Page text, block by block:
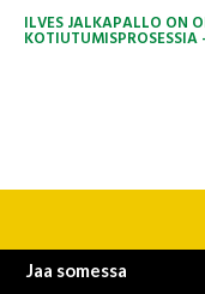
ILVES JALKAPALLO ON
Jaa somessa